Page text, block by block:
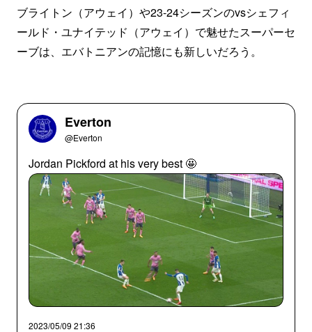
ブライトン（アウェイ）や23-24シーズンのvsシェフィ
ールド・ユナイテッド（アウェイ）で魅せたスーパーセ
ーブは、エバトニアンの記憶にも新しいだろう。
Everton
@Everton
Jordan Pickford at his very best 🤩
2023/05/09 21:36